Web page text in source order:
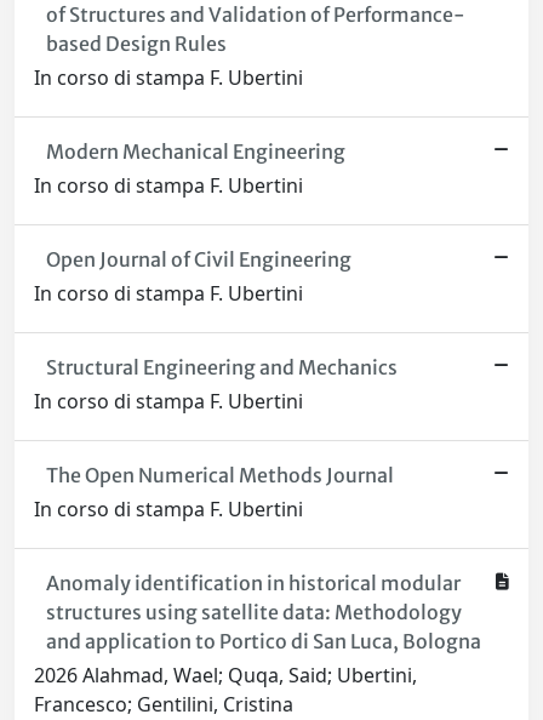
of Structures and Validation of Performance-
based Design Rules
In corso di stampa F. Ubertini
Modern Mechanical Engineering
In corso di stampa F. Ubertini
Open Journal of Civil Engineering
In corso di stampa F. Ubertini
Structural Engineering and Mechanics
In corso di stampa F. Ubertini
The Open Numerical Methods Journal
In corso di stampa F. Ubertini
Anomaly identification in historical modular
structures using satellite data: Methodology
and application to Portico di San Luca, Bologna
2026 Alahmad, Wael; Quqa, Said; Ubertini,
Francesco; Gentilini, Cristina